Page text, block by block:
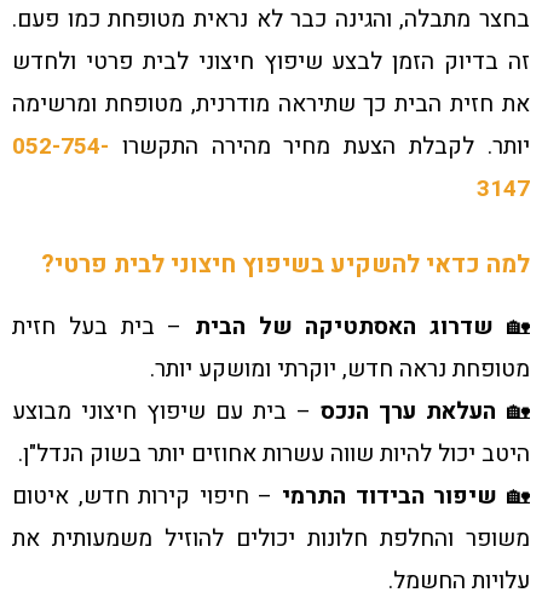
בחצר מתבלה, והגינה כבר לא נראית מטופחת כמו פעם.
זה בדיוק הזמן לבצע שיפוץ חיצוני לבית פרטי ולחדש
את חזית הבית כך שתיראה מודרנית, מטופחת ומרשימה
יותר. לקבלת הצעת מחיר מהירה התקשרו 052-754-
3147
למה כדאי להשקיע בשיפוץ חיצוני לבית פרטי?
🏡 שדרוג האסתטיקה של הבית – בית בעל חזית
מטופחת נראה חדש, יוקרתי ומושקע יותר.
🏡 העלאת ערך הנכס – בית עם שיפוץ חיצוני מבוצע
היטב יכול להיות שווה עשרות אחוזים יותר בשוק הנדל"ן.
🏡 שיפור הבידוד התרמי – חיפוי קירות חדש, איטום
משופר והחלפת חלונות יכולים להוזיל משמעותית את
עלויות החשמל.